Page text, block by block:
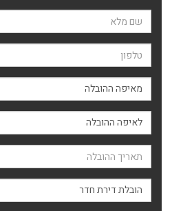
שם השולח
טלפון
מאיפה ההובלה
לאיפה ההובלה
תאריך ההובלה
סוג ההובלה